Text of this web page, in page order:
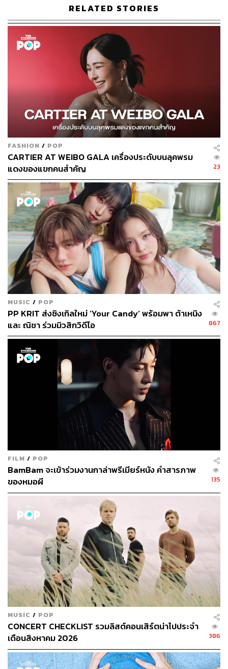
ขัติยา ฤทธิรุตม์
Content Creator (Thai Culture) - THE
STANDARD POP
RELATED STORIES
FASHION / POP
CARTIER AT WEIBO GALA เครื่องประดับบนลุคพรม
แดงของแขกคนสำคัญ
23
MUSIC / POP
PP KRIT ส่งซิงเกิลใหม่ ‘Your Candy’ พร้อมพา ต้าเหนิง
และ ณิชา ร่วมมิวสิกวิดีโอ
867
FILM / POP
BamBam จะเข้าร่วมงานกาล่าพรีเมียร์หนัง คำสารภาพ
ของหมอผี
135
MUSIC / POP
CONCERT CHECKLIST รวมลิสต์คอนเสิร์ตน่าไปประจำ
เดือนสิงหาคม 2026
386